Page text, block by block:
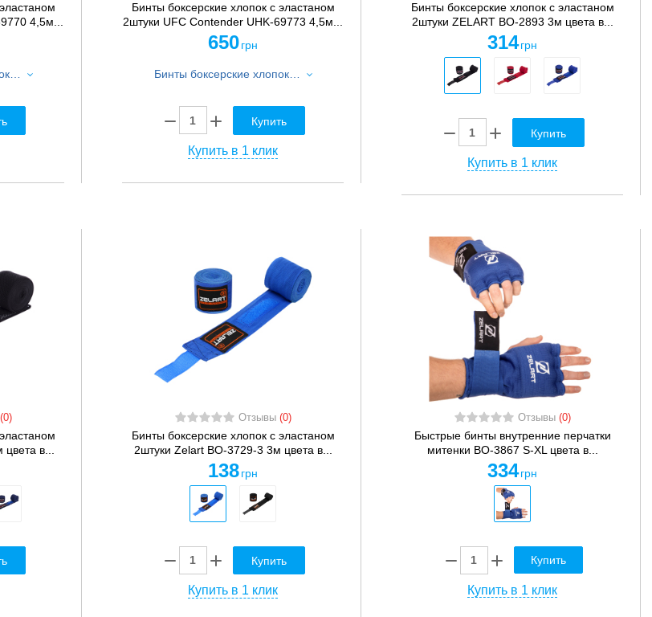
4,5м...
Бинты боксерские хлопок с эластаном 2штуки UFC Contender UHK-69770 4,5м красный
Бинты боксерские хлопок с эластаном
2штуки UFC Contender UHK-69773 4,5м...
650 грн
Бинты боксерские хлопок с эластаном 2штуки UFC Contender UHK-69773 4,5м синий
Купить
Купить в 1 клик
Бинты боксерские хлопок с эластаном
2штуки ZELART BO-2893 3м цвета в...
314 грн
Купить
Купить в 1 клик
(0)
в...
Отзывы (0)
Бинты боксерские хлопок с эластаном
2штуки Zelart BO-3729-3 3м цвета в...
138 грн
Купить
Купить в 1 клик
Отзывы (0)
Быстрые бинты внутренние перчатки
митенки BO-3867 S-XL цвета в...
334 грн
Купить
Купить в 1 клик